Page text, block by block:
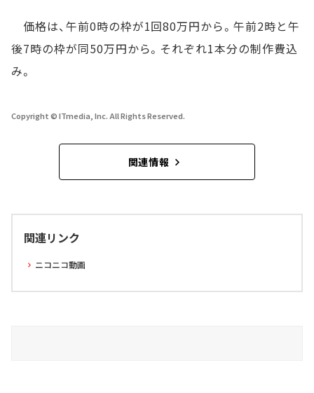
価格は、午前0時の枠が1回80万円から。午前2時と午
後7時の枠が同50万円から。それぞれ1本分の制作費込
み。
Copyright © ITmedia, Inc. All Rights Reserved.
関連情報
関連リンク
ニコニコ動画